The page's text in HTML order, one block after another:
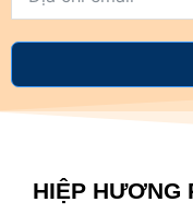
HIỆP HƯƠNG